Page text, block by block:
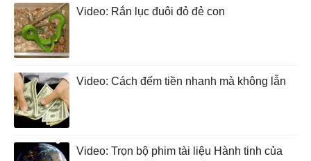
Video: Rắn lục đuôi đỏ đẻ con
Video: Cách đếm tiền nhanh mà không lẫn
Video: Trọn bộ phim tài liệu Hành tinh của